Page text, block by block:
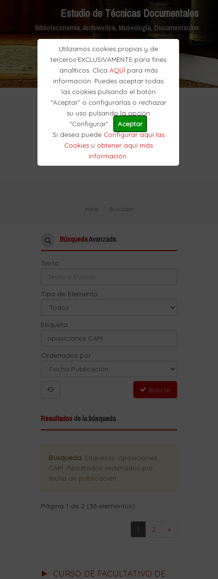
Utilizamos cookies propias y de
terceros EXCLUSIVAMENTE para fines
analíticos. Clica AQUÍpara más
información. Puedes aceptar todas
las cookies pulsando el botón
“Aceptar” o configurarlas o rechazar
su uso pulsando la opción
“Configurar”..
Aceptar
Si desea puede Configurar aquí las
Cookiesu obtener aquí más
información
Estudio de Técnicas Documentales
Biblioteconomía, Archivistica, Museología, Documentación
Inicio Buscador
BúsquedaAvanzada
Texto
Tipo de Elemento
Etiqueta
Ordenados por
Buscar
Resultadosde la búsqueda
Busqueda: Etiquetas: oposiciones
CAM. Resultados ordenados por
fecha de publicación.
Página 1 de 2 (36 elementos)
1 2 »
CURSO DE FACULTATIVO DE